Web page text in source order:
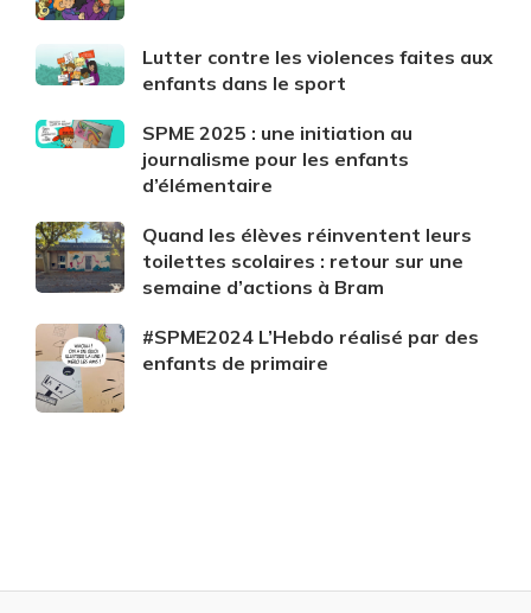
Lutter contre les violences faites aux
enfants dans le sport
SPME 2025 : une initiation au
journalisme pour les enfants
d’élémentaire
Quand les élèves réinventent leurs
toilettes scolaires : retour sur une
semaine d’actions à Bram
#SPME2024 L’Hebdo réalisé par des
enfants de primaire